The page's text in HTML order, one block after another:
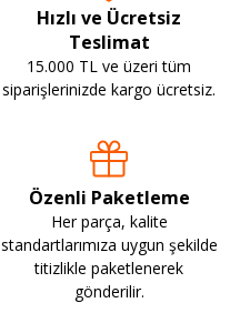
Hızlı ve Ücretsiz
Teslimat
15.000 TL ve üzeri tüm
siparişlerinizde kargo ücretsiz.
Özenli Paketleme
Her parça, kalite
standartlarımıza uygun şekilde
titizlikle paketlenerek
gönderilir.